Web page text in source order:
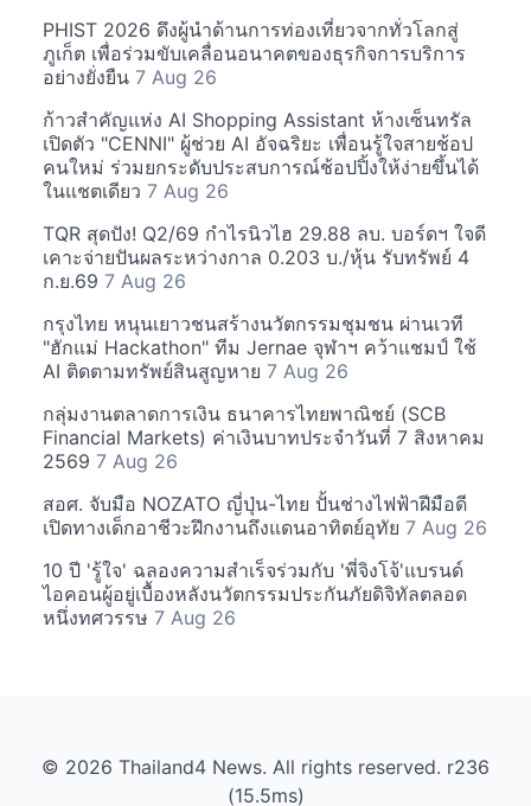
PHIST 2026 ดึงผู้นำด้านการท่องเที่ยวจากทั่วโลกสู่
ภูเก็ต เพื่อร่วมขับเคลื่อนอนาคตของธุรกิจการบริการ
อย่างยั่งยืน 7 Aug 26
ก้าวสำคัญแห่ง AI Shopping Assistant ห้างเซ็นทรัล
เปิดตัว "CENNI" ผู้ช่วย AI อัจฉริยะ เพื่อนรู้ใจสายช้อป
คนใหม่ ร่วมยกระดับประสบการณ์ช้อปปิ้งให้ง่ายขึ้นได้
ในแชตเดียว 7 Aug 26
TQR สุดปัง! Q2/69 กำไรนิวไฮ 29.88 ลบ. บอร์ดฯ ใจดี
เคาะจ่ายปันผลระหว่างกาล 0.203 บ./หุ้น รับทรัพย์ 4
ก.ย.69 7 Aug 26
กรุงไทย หนุนเยาวชนสร้างนวัตกรรมชุมชน ผ่านเวที
"ฮักแม่ Hackathon" ทีม Jernae จุฬาฯ คว้าแชมป์ ใช้
AI ติดตามทรัพย์สินสูญหาย 7 Aug 26
กลุ่มงานตลาดการเงิน ธนาคารไทยพาณิชย์ (SCB
Financial Markets) ค่าเงินบาทประจำวันที่ 7 สิงหาคม
2569 7 Aug 26
สอศ. จับมือ NOZATO ญี่ปุ่น-ไทย ปั้นช่างไฟฟ้าฝีมือดี
เปิดทางเด็กอาชีวะฝึกงานถึงแดนอาทิตย์อุทัย 7 Aug 26
10 ปี 'รู้ใจ' ฉลองความสำเร็จร่วมกับ 'พี่จิงโจ้'แบรนด์
ไอคอนผู้อยู่เบื้องหลังนวัตกรรมประกันภัยดิจิทัลตลอด
หนึ่งทศวรรษ 7 Aug 26
© 2026 Thailand4 News. All rights reserved. r236
(15.5ms)